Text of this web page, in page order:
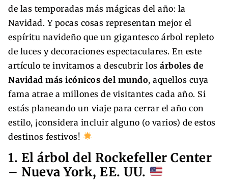
de las temporadas más mágicas del año: la
Navidad. Y pocas cosas representan mejor el
espíritu navideño que un gigantesco árbol repleto
de luces y decoraciones espectaculares. En este
artículo te invitamos a descubrir los árboles de
Navidad más icónicos del mundo, aquellos cuya
fama atrae a millones de visitantes cada año. Si
estás planeando un viaje para cerrar el año con
estilo, ¡considera incluir alguno (o varios) de estos
destinos festivos!
1. El árbol del Rockefeller Center
– Nueva York, EE. UU.